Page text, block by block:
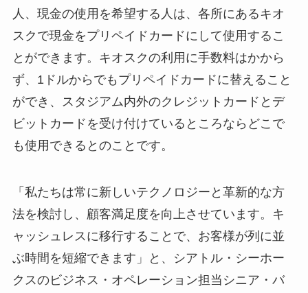
人、現金の使用を希望する人は、各所にあるキオ
スクで現金をプリペイドカードにして使用するこ
とができます。キオスクの利用に手数料はかから
ず、1ドルからでもプリペイドカードに替えること
ができ、スタジアム内外のクレジットカードとデ
ビットカードを受け付けているところならどこで
も使用できるとのことです。
「私たちは常に新しいテクノロジーと革新的な方
法を検討し、顧客満足度を向上させています。キ
ャッシュレスに移行することで、お客様が列に並
ぶ時間を短縮できます」と、シアトル・シーホー
クスのビジネス・オペレーション担当シニア・バ